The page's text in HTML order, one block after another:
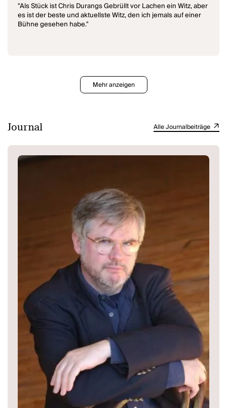
"Als Stück ist Chris Durangs Gebrüllt vor Lachen ein Witz, aber
es ist der beste und aktuellste Witz, den ich jemals auf einer
Bühne gesehen habe."
Mehr anzeigen
Journal Alle Journalbeiträge